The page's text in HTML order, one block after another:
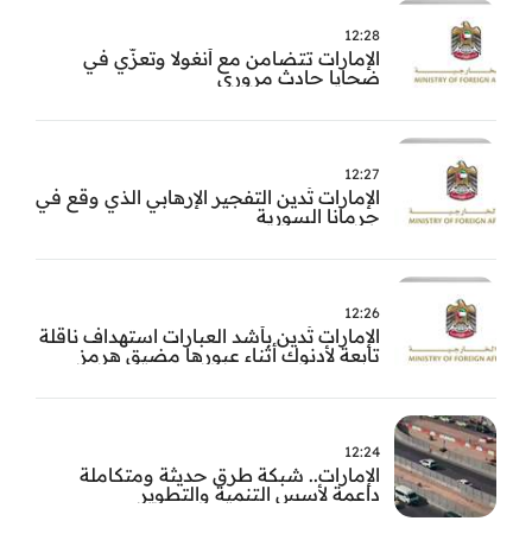
12:28
الإمارات تتضامن مع أنغولا وتعزّي في
ضحايا حادث مروري
12:27
الإمارات تُدين التفجير الإرهابي الذي وقع في
جرمانا السورية
12:26
الإمارات تُدين بأشد العبارات استهداف ناقلة
تابعة لأدنوك أثناء عبورها مضيق هرمز
12:24
الإمارات.. شبكة طرق حديثة ومتكاملة
داعمة لأسس التنمية والتطوير